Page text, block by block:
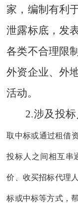
家，编制有利
泄露标底，发
各类不合理限
外资企业、外
活动。
2.涉及投标
取中标或通过租借
投标人之间相互串
价、收买招标代理
标或中标等方式，